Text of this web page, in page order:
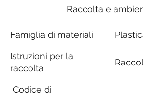
Raccolta e
Famiglia di materiali
Istruzioni per la
raccolta
Codice di